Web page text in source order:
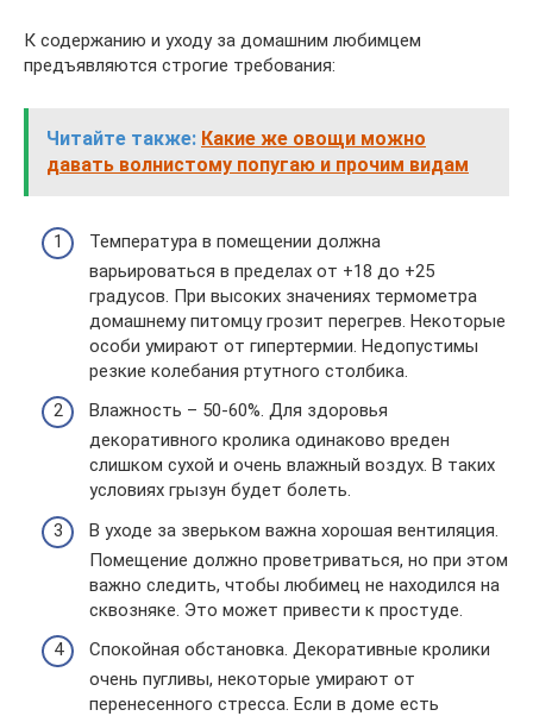
К содержанию и уходу за домашним любимцем
предъявляются строгие требования:
Читайте также: Какие же овощи можно
давать волнистому попугаю и прочим видам
Температура в помещении должна
варьироваться в пределах от +18 до +25
градусов. При высоких значениях термометра
домашнему питомцу грозит перегрев. Некоторые
особи умирают от гипертермии. Недопустимы
резкие колебания ртутного столбика.
Влажность – 50-60%. Для здоровья
декоративного кролика одинаково вреден
слишком сухой и очень влажный воздух. В таких
условиях грызун будет болеть.
В уходе за зверьком важна хорошая вентиляция.
Помещение должно проветриваться, но при этом
важно следить, чтобы любимец не находился на
сквозняке. Это может привести к простуде.
Спокойная обстановка. Декоративные кролики
очень пугливы, некоторые умирают от
перенесенного стресса. Если в доме есть